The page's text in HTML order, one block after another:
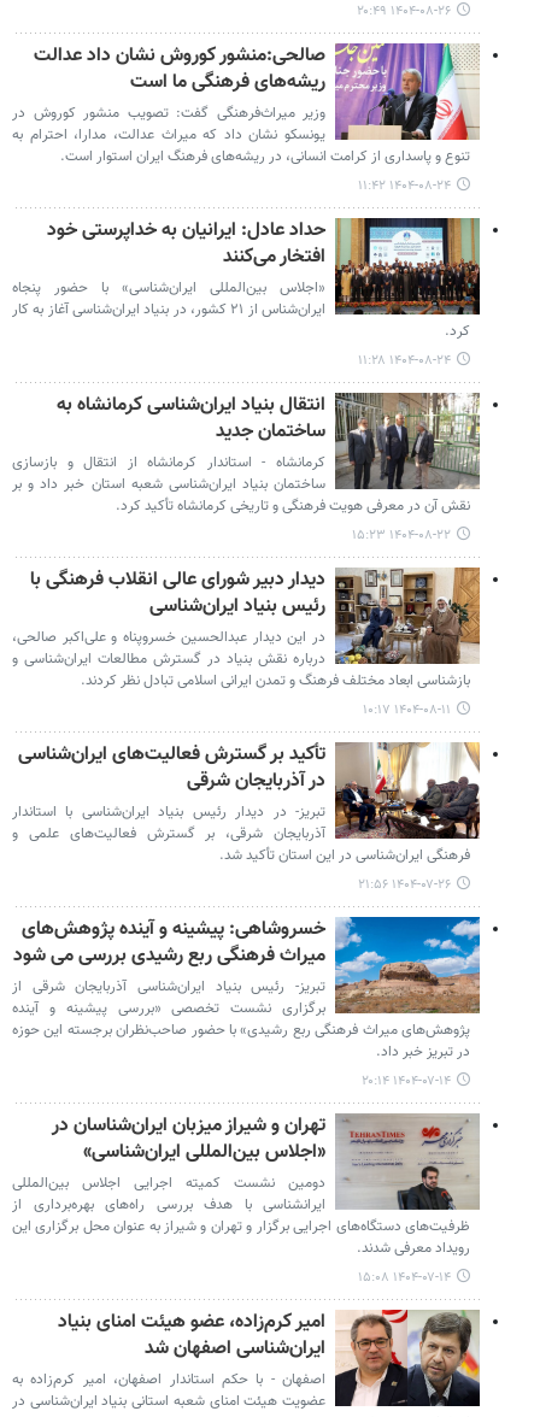
۱۴۰۴-۰۸-۲۶ ۲۰:۴۹
صالحی:منشور کوروش نشان داد عدالت
ریشه‌های فرهنگی ما است
وزیر میراث‌فرهنگی گفت: تصویب منشور کوروش در
یونسکو نشان داد که میراث عدالت، مدارا، احترام به
تنوع و پاسداری از کرامت انسانی، در ریشه‌های فرهنگ ایران استوار است.
۱۴۰۴-۰۸-۲۴ ۱۱:۴۲
حداد عادل: ایرانیان به خداپرستی خود
افتخار می‌کنند
«اجلاس بین‌المللی ایران‌شناسی» با حضور پنجاه
ایران‌شناس از ۲۱ کشور، در بنیاد ایران‌شناسی آغاز به کار
کرد.
۱۴۰۴-۰۸-۲۴ ۱۱:۲۸
انتقال بنیاد ایران‌شناسی کرمانشاه به
ساختمان جدید
کرمانشاه - استاندار کرمانشاه از انتقال و بازسازی
ساختمان بنیاد ایران‌شناسی شعبه استان خبر داد و بر
نقش آن در معرفی هویت فرهنگی و تاریخی کرمانشاه تأکید کرد.
۱۴۰۴-۰۸-۲۲ ۱۵:۲۳
دیدار دبیر شورای عالی انقلاب فرهنگی با
رئیس بنیاد ایران‌شناسی
در این دیدار عبدالحسین خسروپناه و علی‌اکبر صالحی،
درباره نقش بنیاد در گسترش مطالعات ایران‌شناسی و
بازشناسی ابعاد مختلف فرهنگ و تمدن ایرانی اسلامی تبادل نظر کردند.
۱۴۰۴-۰۸-۱۱ ۱۰:۱۷
تأکید بر گسترش فعالیت‌های ایران‌شناسی
در آذربایجان شرقی
تبریز- در دیدار رئیس بنیاد ایران‌شناسی با استاندار
آذربایجان شرقی، بر گسترش فعالیت‌های علمی و
فرهنگی ایران‌شناسی در این استان تأکید شد.
۱۴۰۴-۰۷-۲۶ ۲۱:۵۶
خسروشاهی: پیشینه و آینده پژوهش‌های
میراث فرهنگی ربع رشیدی بررسی می شود
تبریز- رئیس بنیاد ایران‌شناسی آذربایجان شرقی از
برگزاری نشست تخصصی «بررسی پیشینه و آینده
پژوهش‌های میراث فرهنگی ربع رشیدی» با حضور صاحب‌نظران برجسته این حوزه
در تبریز خبر داد.
۱۴۰۴-۰۷-۱۴ ۲۰:۱۴
تهران و شیراز میزبان ایران‌شناسان در
«اجلاس بین‌المللی ایران‌شناسی»
دومین نشست کمیته اجرایی اجلاس بین‌المللی
ایرانشناسی با هدف بررسی راه‌های بهره‌برداری از
ظرفیت‌های دستگاه‌های اجرایی برگزار و تهران و شیراز به عنوان محل برگزاری این
رویداد معرفی شدند.
۱۴۰۴-۰۷-۱۴ ۱۵:۰۸
امیر کرم‌زاده، عضو هیئت امنای بنیاد
ایران‌شناسی اصفهان شد
اصفهان - با حکم استاندار اصفهان، امیر کرم‌زاده به
عضویت هیئت امنای شعبه استانی بنیاد ایران‌شناسی در